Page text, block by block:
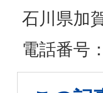
石川県加
電話番号